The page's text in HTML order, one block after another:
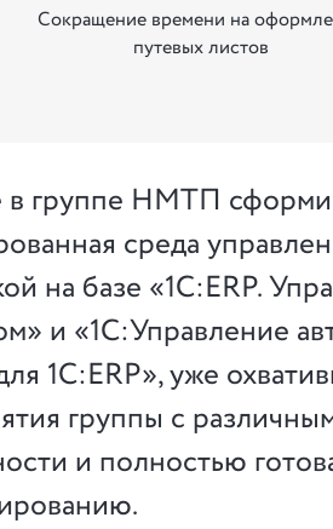
Сокращение времени на
путевых листов
в группе НМТП
среда
на базе «1С:ERP.
и «1С:Управление
1С:ERP», уже
группы с
и полностью